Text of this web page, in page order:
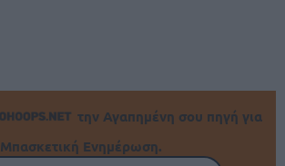
την Αγαπημένη σου πηγή για
Μπασκετική Ενημέρωση.